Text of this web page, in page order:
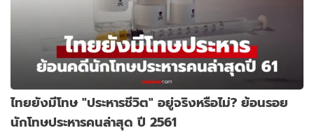
ไทยยังมีโทษ "ประหารชีวิต" อยู่จริงหรือไม่? ย้อนรอย
นักโทษประหารคนล่าสุด ปี 2561